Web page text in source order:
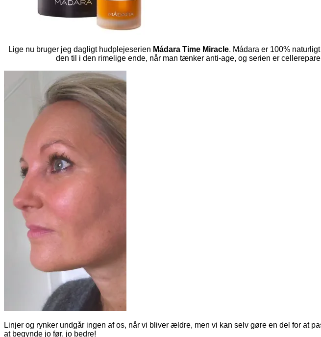
Lige nu bruger jeg dagligt hudplejeserien Mádara Time Miracle. Mádara er 100%
den til i den rimelige ende, når man tænker anti-age, og serien er
Linjer og rynker undgår ingen af os, når vi bliver ældre, men vi kan selv gøre en del for at
at begynde jo før, jo bedre!